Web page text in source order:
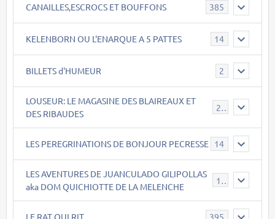
CANAILLES,ESCROCS ET BOUFFONS 385
KELENBORN OU L'ENARQUE A 5 PATTES 14
BILLETS d'HUMEUR 2
LOUSEUR: LE MAGASINE DES BLAIREAUX ET
DES RIBAUDES
21
LES PEREGRINATIONS DE BONJOUR PECRESSE 14
LES AVENTURES DE JUANCULADO GILIPOLLAS
aka DOM QUICHIOTTE DE LA MELENCHE
119
LE RAT QUI RIT 395